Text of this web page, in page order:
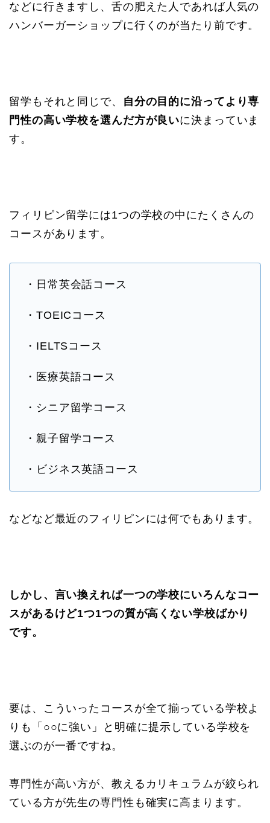
などに行きますし、舌の肥えた人であれば人気の
ハンバーガーショップに行くのが当たり前です。
留学もそれと同じで、
自分の目的に沿ってより専
門性の高い学校を選んだ方が良いに決まっていま
す。
フィリピン留学には1つの学校の中にたくさんの
コースがあります。
・日常英会話コース
・TOEICコース
・IELTSコース
・医療英語コース
・シニア留学コース
・親子留学コース
・ビジネス英語コース
などなど最近のフィリピンには何でもあります。
しかし、言い換えれば一つの学校にいろんなコー
スがあるけど1つ1つの質が高くない学校ばかり
です。
要は、こういったコースが全て揃っている学校よ
りも「○○に強い」と明確に提示している学校を
選ぶのが一番ですね。
専門性が高い方が、教えるカリキュラムが絞られ
ている方が先生の専門性も確実に高まります。